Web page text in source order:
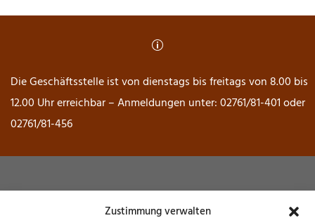
Zustimmung verwalten
p
Die Geschäftsstelle ist von dienstags bis freitags von 8.00 bis
12.00 Uhr erreichbar – Anmeldungen unter: 02761/81-401 oder
02761/81-456
Museum Wendener Hütte